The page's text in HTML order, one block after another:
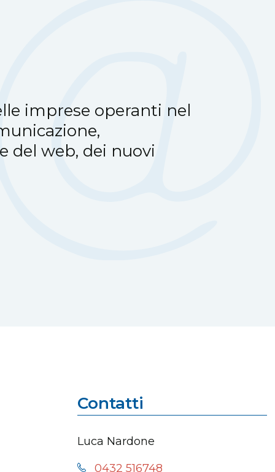
imprese operanti nel
del web, dei nuovi
Contatti
Luca Nardone
0432 516748